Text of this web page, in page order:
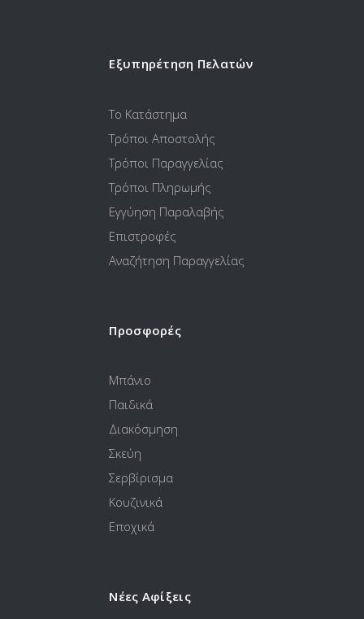
Εξυπηρέτηση Πελατών
Το Κατάστημα
Τρόποι Αποστολής
Τρόποι Παραγγελίας
Τρόποι Πληρωμής
Εγγύηση Παραλαβής
Επιστροφές
Αναζήτηση Παραγγελίας
Προσφορές
Μπάνιο
Παιδικά
Διακόσμηση
Σκεύη
Σερβίρισμα
Κουζινικά
Εποχικά
Νέες Αφίξεις